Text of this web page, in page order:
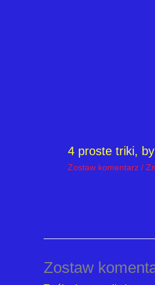
4 proste triki,
Zostaw komentarz /
Zostaw